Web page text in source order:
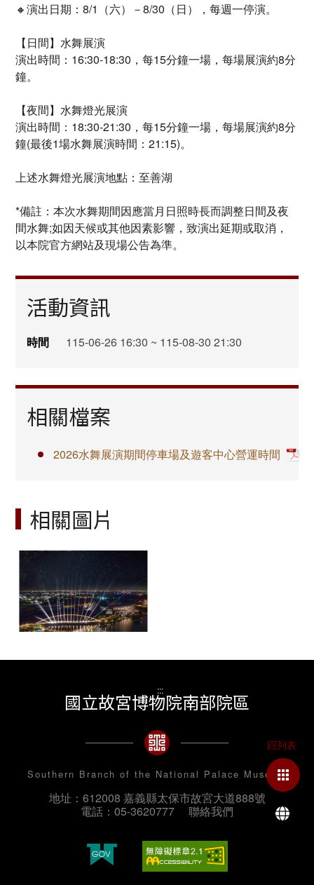
🔸演出日期：8/1（六）－8/30（日），每週一停演。
【日間】水舞展演
演出時間：16:30-18:30，每15分鐘一場，每場展演約8分
鐘。
【夜間】水舞燈光展演
演出時間：18:30-21:30，每15分鐘一場，每場展演約8分
鐘(最後1場水舞展演時間：21:15)。
上述水舞燈光展演地點：至善湖
*備註：本次水舞期間因應當月日照時長而調整日間及夜
間水舞;如因天候或其他因素影響，致演出延期或取消，
以本院官方網站及現場公告為準。
活動資訊
時間 115-06-26 16:30 ~ 115-08-30 21:30
相關檔案
2026水舞展演期間停車場及遊客中心營運時間
相關圖片
:::
國立故宮博物院南部院區
Southern Branch of the National Palace Museum
地址：612008 嘉義縣太保市故宮大道888號
電話：05-3620777
聯絡我們